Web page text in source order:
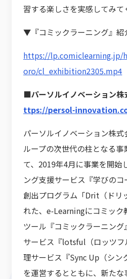
習する楽しさを実感してみて
▼『コミックラーニング』紹
https://lp.comiclearning.jp/
oro/cl_exhibition2305.mp4
■パーソルイノベーション株
ttps://persol-
パーソルイノベーション株
ループの次世代の柱となる事
て、2019年4月に事業を開始
ング支援サービス『学びの
創出プログラム「Drit（ドリ
れた、e-Learningにコミック
ツール『コミックラーニン
サービス『lotsful（ロッツフ
理サービス『Sync Up（シン
を運営するとともに、新た